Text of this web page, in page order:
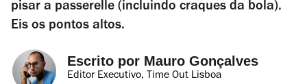
pisar a passerelle (incluindo craques da bola).
Eis os pontos altos.
Escrito por Mauro Gonçalves
Editor Executivo, Time Out Lisboa